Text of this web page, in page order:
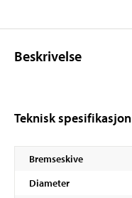
Beskrivelse
Teknisk spesifikasjon
Bremseskive
Diameter